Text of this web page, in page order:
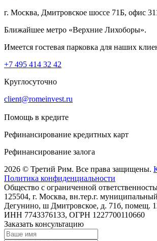
г. Москва, Дмитровское шоссе 71Б, офис
Ближайшее метро «Верхние Лихоборы».
Имеется гостевая парковка для наших
+7 495 414 32 42
Круглосуточно
client@romeinvest.ru
Помощь в кредите
Рефинансирование кредитных карт
Рефинансирование залога
2026 © Третий Рим. Все права защищены.
Политика конфиденциальности
Общество с ограниченной
125504, г. Москва, вн.тер.г.
Дегунино, ш Дмитровское, д. 71б, помещ.
ИНН 7743376133, ОГРН 1227700110660
Заказать консультацию